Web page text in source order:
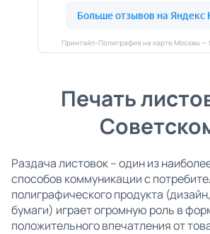
Принтайп-Полиграфия на карте Москвы —
Печать
Раздача листовок – один из
способов коммуникации с
полиграфического продукта
бумаги) играет огромную роль в
положительного впечатления от